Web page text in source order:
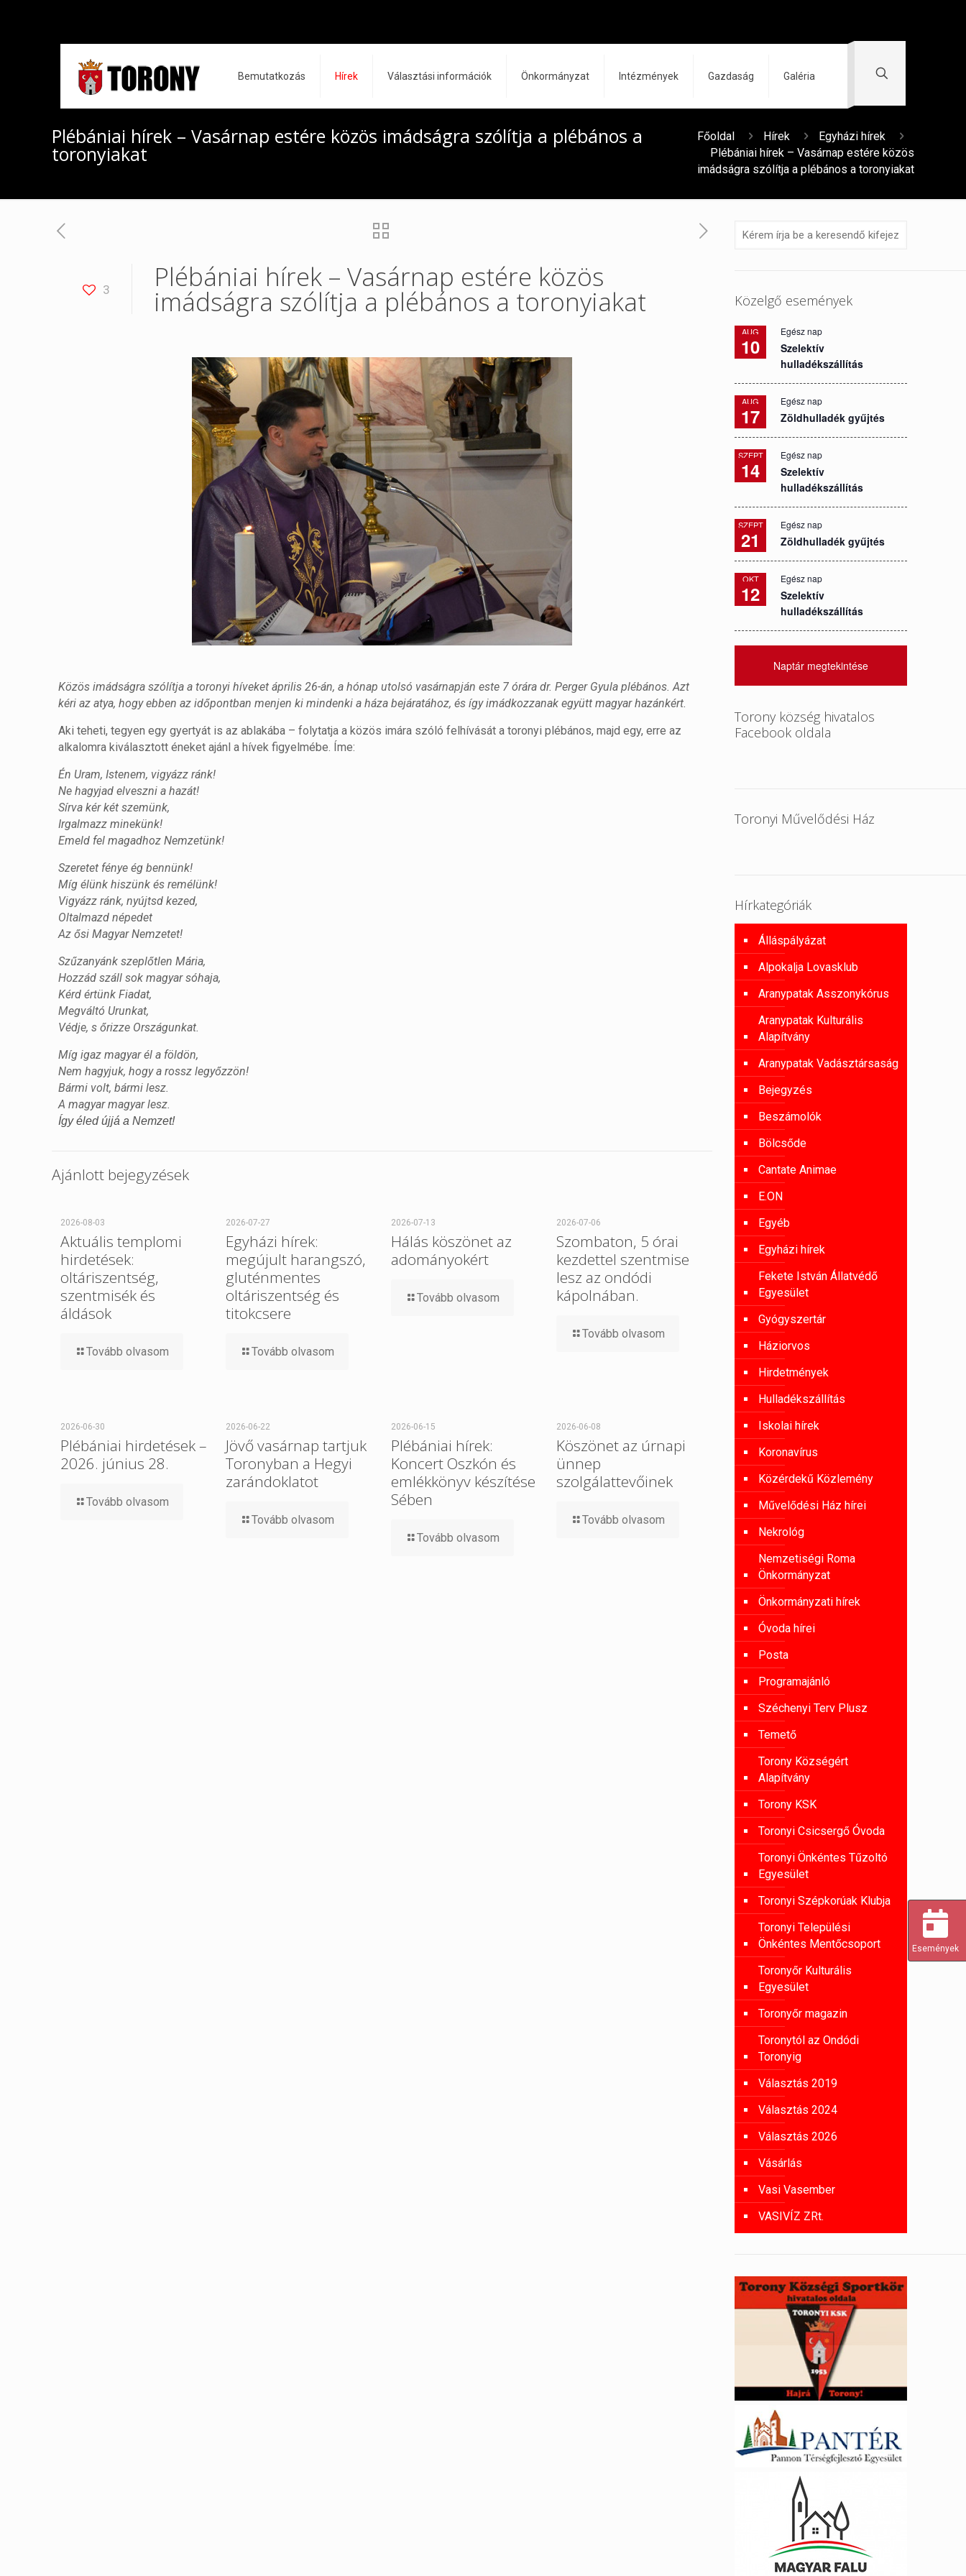
Bemutatkozás Hírek Választási információk Önkormányzat Intézmények Gazdaság Galéria
Plébániai hírek – Vasárnap estére közös imádságra szólítja a plébános a
toronyiakat
Főoldal Hírek
Egyházi hírek
Plébániai hírek – Vasárnap estére közös
imádságra szólítja a plébános a toronyiakat
3 Plébániai hírek – Vasárnap estére közös
imádságra szólítja a plébános a toronyiakat
Közös imádságra szólítja a toronyi híveket április 26-án, a hónap utolsó vasárnapján este 7 órára dr. Perger Gyula plébános. Azt
kéri az atya, hogy ebben az időpontban menjen ki mindenki a háza bejáratához, és így imádkozzanak együtt magyar hazánkért.
Aki teheti, tegyen egy gyertyát is az ablakába – folytatja a közös imára szóló felhívását a toronyi plébános, majd egy, erre az
alkalomra kiválasztott éneket ajánl a hívek figyelmébe. Íme:
Én Uram, Istenem, vigyázz ránk!
Ne hagyjad elveszni a hazát!
Sírva kér két szemünk,
Irgalmazz minekünk!
Emeld fel magadhoz Nemzetünk!
Szeretet fénye ég bennünk!
Míg élünk hiszünk és remélünk!
Vigyázz ránk, nyújtsd kezed,
Oltalmazd népedet
Az ősi Magyar Nemzetet!
Szűzanyánk szeplőtlen Mária,
Hozzád száll sok magyar sóhaja,
Kérd értünk Fiadat,
Megváltó Urunkat,
Védje, s őrizze Országunkat.
Míg igaz magyar él a földön,
Nem hagyjuk, hogy a rossz legyőzzön!
Bármi volt, bármi lesz.
A magyar magyar lesz.
Így éled újjá a Nemzet!
Ajánlott bejegyzések
2026-08-03
Aktuális templomi
hirdetések:
oltáriszentség,
szentmisék és
áldások
Tovább olvasom
2026-07-27
Egyházi hírek:
megújult harangszó,
gluténmentes
oltáriszentség és
titokcsere
Tovább olvasom
2026-07-13
Hálás köszönet az
adományokért
Tovább olvasom
2026-07-06
Szombaton, 5 órai
kezdettel szentmise
lesz az ondódi
kápolnában.
Tovább olvasom
2026-06-30
Plébániai hirdetések –
2026. június 28.
Tovább olvasom
2026-06-22
Jövő vasárnap tartjuk
Toronyban a Hegyi
zarándoklatot
Tovább olvasom
2026-06-15
Plébániai hírek:
Koncert Oszkón és
emlékkönyv készítése
Sében
Tovább olvasom
2026-06-08
Köszönet az úrnapi
ünnep
szolgálattevőinek
Tovább olvasom
Közelgő események
AUG
10
Egész nap
Szelektív
hulladékszállítás
AUG
17
Egész nap
Zöldhulladék gyűjtés
SZEPT
14
Egész nap
Szelektív
hulladékszállítás
SZEPT
21
Egész nap
Zöldhulladék gyűjtés
OKT
12
Egész nap
Szelektív
hulladékszállítás
Naptár megtekintése
Torony község hivatalos
Facebook oldala
Toronyi Művelődési Ház
Hírkategóriák
Álláspályázat
Alpokalja Lovasklub
Aranypatak Asszonykórus
Aranypatak Kulturális
Alapítvány
Aranypatak Vadásztársaság
Bejegyzés
Beszámolók
Bölcsőde
Cantate Animae
E.ON
Egyéb
Egyházi hírek
Fekete István Állatvédő
Egyesület
Gyógyszertár
Háziorvos
Hirdetmények
Hulladékszállítás
Iskolai hírek
Koronavírus
Közérdekű Közlemény
Művelődési Ház hírei
Nekrológ
Nemzetiségi Roma
Önkormányzat
Önkormányzati hírek
Óvoda hírei
Posta
Programajánló
Széchenyi Terv Plusz
Temető
Torony Községért
Alapítvány
Torony KSK
Toronyi Csicsergő Óvoda
Toronyi Önkéntes Tűzoltó
Egyesület
Toronyi Szépkorúak Klubja
Toronyi Települési
Önkéntes Mentőcsoport
Toronyőr Kulturális
Egyesület
Toronyőr magazin
Toronytól az Ondódi
Toronyig
Választás 2019
Választás 2024
Választás 2026
Vásárlás
Vasi Vasember
VASIVÍZ ZRt.
Események